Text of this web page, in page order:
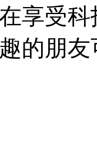
享受
的朋